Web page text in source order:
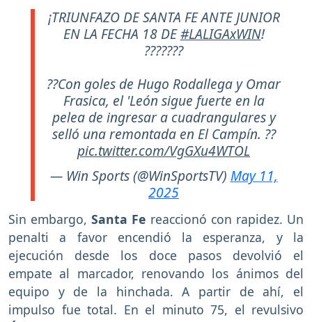
¡TRIUNFAZO DE SANTA FE ANTE JUNIOR
EN LA FECHA 18 DE#LALIGAxWIN!
???????
??Con goles de Hugo Rodallega y Omar
Frasica, el 'León sigue fuerte en la
pelea de ingresar a cuadrangulares y
selló una remontada en El Campín. ??
pic.twitter.com/VgGXu4WTOL
— Win Sports (@WinSportsTV) May 11,
2025
Sin embargo,Santa Fe reaccionó con rapidez. Un
penalti a favor encendió la esperanza, y la
ejecución desde los doce pasos devolvió el
empate al marcador, renovando los ánimos del
equipo y de la hinchada. A partir de ahí, el
impulso fue total. En el minuto 75, el revulsivo